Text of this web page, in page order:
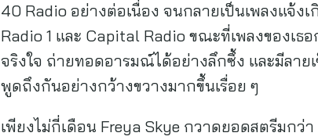
40 Radio อย่างต่อเนื่อง จนกลายเป็นเพลงแจ้ง
Radio 1 และ Capital Radio ขณะที่เพลงของเธ
จริงใจ ถ่ายทอดอารมณ์ได้อย่างลึกซึ้ง และมีลาย
พูดถึงกันอย่างกว้างขวางมากขึ้นเรื่อย ๆ
เพียงไม่กี่เดือน Freya Skye กวาดยอดสตรีมกว่